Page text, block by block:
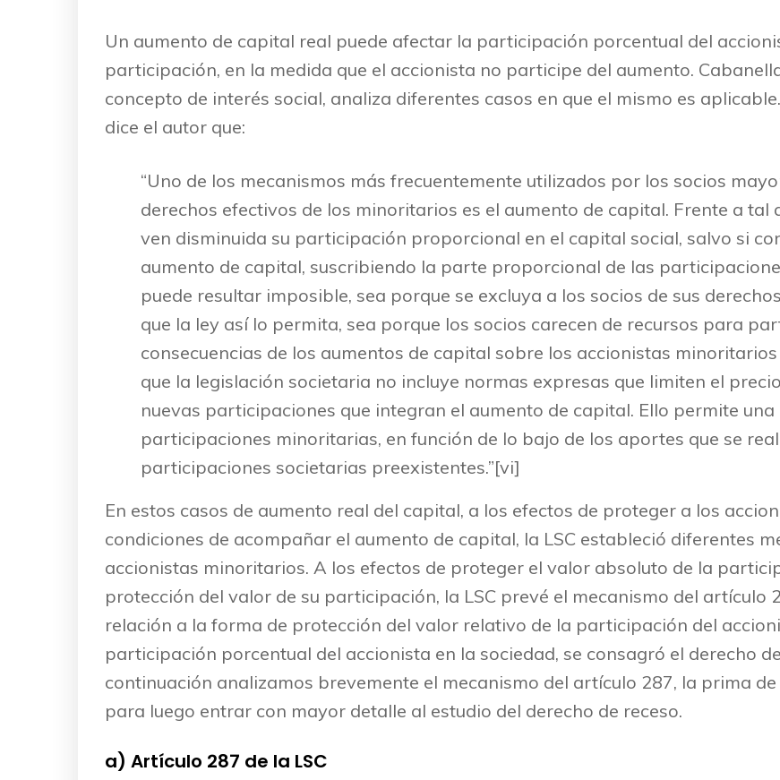
Un aumento de capital real puede afectar la participación porcentual del
participación, en la medida que el accionista no participe del aumento.
concepto de interés social, analiza diferentes casos en que el mismo es
dice el autor que:
“Uno de los mecanismos más frecuentemente utilizados por los socios
derechos efectivos de los minoritarios es el aumento de capital. Frente a
ven disminuida su participación proporcional en el capital social, salvo si
aumento de capital, suscribiendo la parte proporcional de las
puede resultar imposible, sea porque se excluya a los socios de sus
que la ley así lo permita, sea porque los socios carecen de recursos para
consecuencias de los aumentos de capital sobre los accionistas
que la legislación societaria no incluye normas expresas que limiten el
nuevas participaciones que integran el aumento de capital. Ello permite
participaciones minoritarias, en función de lo bajo de los aportes que se
participaciones societarias preexistentes.”[vi]
En estos casos de aumento real del capital, a los efectos de proteger a los
condiciones de acompañar el aumento de capital, la LSC estableció diferentes
accionistas minoritarios. A los efectos de proteger el valor absoluto de la
protección del valor de su participación, la LSC prevé el mecanismo del artículo
relación a la forma de protección del valor relativo de la participación del
participación porcentual del accionista en la sociedad, se consagró el derecho
continuación analizamos brevemente el mecanismo del artículo 287, la prima
para luego entrar con mayor detalle al estudio del derecho de receso.
a) Artículo 287 de la LSC